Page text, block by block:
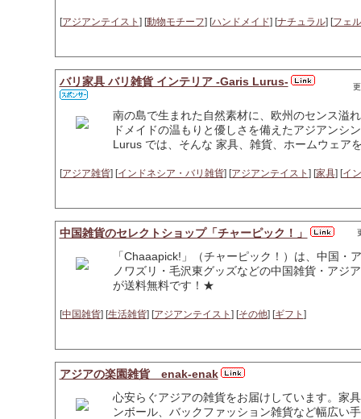
[アジアンテイスト ] [動物モチーフ] [ハンドメイド] [ナチュラル] [フェ
バリ家具 バリ雑貨 インテリア -Garis Lurus-
南の島で生まれた自然素材に、欧州のセンス溢
ドメイドの温もりと優しさを備えたアジアンシ
Lurus では、そんな 家具、雑貨、ホームウェア
[アジア雑貨] [インドネシア・バリ雑貨] [アジアンテイスト ] [家具] [イ
中国雑貨のセレクトショップ「チャーピック！」
「Chaaapick!」（チャーピック！）は、中国・
ノワズリ・毛沢東グッズなどの中国雑貨・ア
が送料無料です！★
[中国雑貨] [生活雑貨] [アジアンテイスト ] [その他] [ギフト ]
アジアの楽園雑貨 enak-enak
心安らぐアジアの雑貨をお届けしています。家
ンボール、バックファッション雑貨など幅広い